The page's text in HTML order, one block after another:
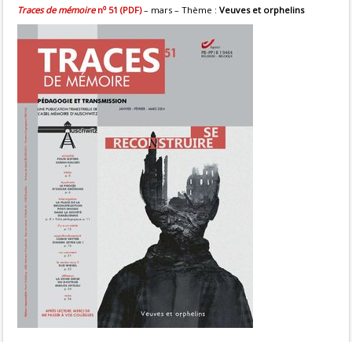
Traces de mémoireno51 (PDF)– mars – Thème : Veuves et orphelins